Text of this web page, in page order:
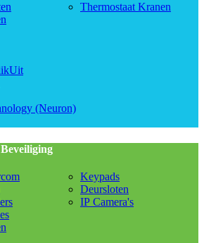
Thermostaat Kranen
(Neuron)
Keypads
Deursloten
IP Camera's